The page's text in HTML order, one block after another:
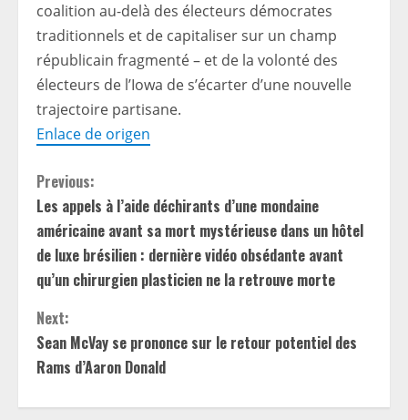
coalition au-delà des électeurs démocrates
traditionnels et de capitaliser sur un champ
républicain fragmenté – et de la volonté des
électeurs de l’Iowa de s’écarter d’une nouvelle
trajectoire partisane.
Enlace de origen
C
o
n
t
i
n
Previous:
Les appels à l’aide déchirants d’une mondaine
américaine avant sa mort mystérieuse dans un hôtel
de luxe brésilien : dernière vidéo obsédante avant
qu’un chirurgien plasticien ne la retrouve morte
Next:
Sean McVay se prononce sur le retour potentiel des
Rams d’Aaron Donald